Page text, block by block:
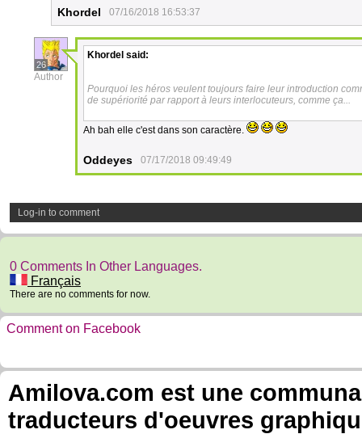
Khordel 07/16/2018 16:53:37
26
Author
Khordel said:
Pourquoi les héros veulent toujours faire leur introduction
de supériorité par rapport à leurs interlocuteurs, comme ça...
Ah bah elle c'est dans son caractère.
Oddeyes 07/17/2018 09:49:49
Log-in to comment
0 Comments In Other Languages.
Français
There are no comments for now.
Comment on Facebook
Amilova.com est une
traducteurs d'oeuvres